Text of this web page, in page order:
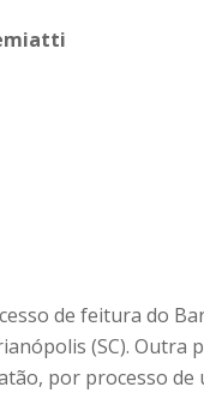
de feitura do
(SC). Outra
por processo de